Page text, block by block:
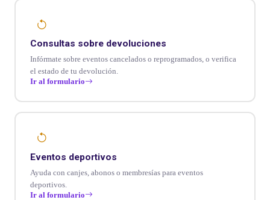
Consultas sobre devoluciones
Infórmate sobre eventos cancelados o reprogramados, o verifica
el estado de tu devolución.
Ir al formulario
Eventos deportivos
Ayuda con canjes, abonos o membresías para eventos
deportivos.
Ir al formulario